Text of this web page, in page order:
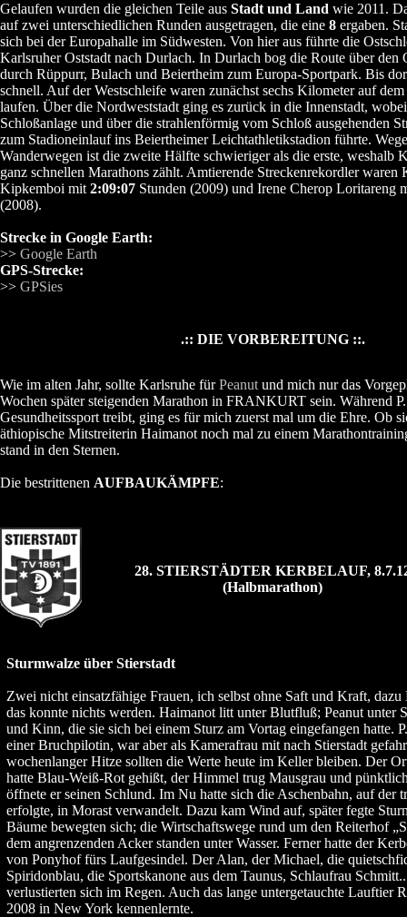
Gelaufen wurden die gleichen Teile aus Stadt und Land wie 2011.
auf zwei unterschiedlichen Runden ausgetragen, die eine 8 ergaben.
sich bei der Europahalle im Südwesten. Von hier aus führte die
Karlsruher Oststadt nach Durlach. In Durlach bog die Route über den
durch Rüppurr, Bulach und Beiertheim zum Europa-Sportpark. Bis
schnell. Auf der Westschleife waren zunächst sechs Kilometer auf
laufen. Über die Nordweststadt ging es zurück in die Innenstadt,
Schloßanlage und über die strahlenförmig vom Schloß ausgehenden
zum Stadioneinlauf ins Beiertheimer Leichtathletikstadion führte.
Wanderwegen ist die zweite Hälfte schwieriger als die erste, weshalb
ganz schnellen Marathons zählt. Amtierende Streckenrekordler waren
Kipkemboi mit 2:09:07 Stunden (2009) und Irene Cherop Loritareng
(2008).
Strecke in Google Earth:
>> Google Earth
GPS-Strecke:
>> GPSies
.:: DIE VORBEREITUNG ::.
Wie im alten Jahr, sollte Karlsruhe fürPeanut und mich nur das
Wochen später steigenden Marathon in FRANKURT sein. Während
Gesundheitssport treibt, ging es für mich zuerst mal um die Ehre. Ob
äthiopische Mitstreiterin Haimanot noch mal zu einem
stand in den Sternen.
Die bestrittenen AUFBAUKÄMPFE:
28. STIERSTÄDTER KERBELAUF,
(Halbmarathon)
Sturmwalze über Stierstadt
Zwei nicht einsatzfähige Frauen, ich selbst ohne Saft und Kraft,
das konnte nichts werden. Haimanot litt unter Blutfluß; Peanut unter
und Kinn, die sie sich bei einem Sturz am Vortag eingefangen hatte.
einer Bruchpilotin, war aber als Kamerafrau mit nach Stierstadt
wochenlanger Hitze sollten die Werte heute im Keller bleiben. Der
hatte Blau-Weiß-Rot gehißt, der Himmel trug Mausgrau und
öffnete er seinen Schlund. Im Nu hatte sich die Aschenbahn, auf der
erfolgte, in Morast verwandelt. Dazu kam Wind auf, später fegte
Bäume bewegten sich; die Wirtschaftswege rund um den Reiterhof
dem angrenzenden Acker standen unter Wasser. Ferner hatte der
von Ponyhof fürs Laufgesindel. Der Alan, der Michael, die
Spiridonblau, die Sportskanone aus dem Taunus, Schlaufrau
verlustierten sich im Regen. Auch das lange untergetauchte Lauftier
2008 in New York kennenlernte.